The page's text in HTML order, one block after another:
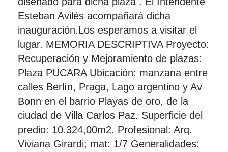
Esteban Avilés acompañará dicha
inauguración.Los esperamos a visitar el
lugar. MEMORIA DESCRIPTIVA Proyecto:
Recuperación y Mejoramiento de plazas:
Plaza PUCARA Ubicación: manzana entre
calles Berlín, Praga, Lago argentino y Av
Bonn en el barrio Playas de oro, de la
ciudad de Villa Carlos Paz. Superficie del
predio: 10.324,00m2. Profesional: Arq.
Viviana Girardi; mat: 1/7 Generalidades: